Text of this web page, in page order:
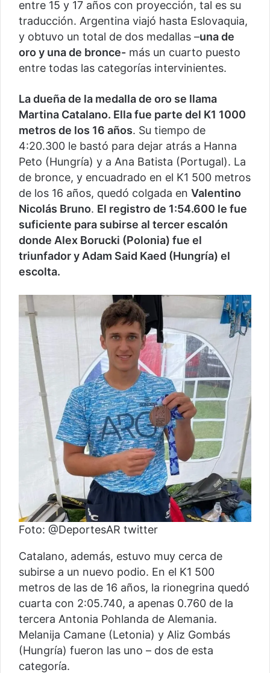
entre 15 y 17 años con proyección, tal es su
traducción. Argentina viajó hasta Eslovaquia,
y obtuvo un total de dos medallas –una de
oro y una de bronce- más un cuarto puesto
entre todas las categorías intervinientes.
La dueña de la medalla de oro se llama
Martina Catalano. Ella fue parte del K1 1000
metros de los 16 años. Su tiempo de
4:20.300 le bastó para dejar atrás a Hanna
Peto (Hungría) y a Ana Batista (Portugal). La
de bronce, y encuadrado en el K1 500 metros
de los 16 años, quedó colgada en Valentino
Nicolás Bruno. El registro de 1:54.600 le fue
suficiente para subirse al tercer escalón
donde Alex Borucki (Polonia) fue el
triunfador y Adam Said Kaed (Hungría) el
escolta.
Foto: @DeportesAR twitter
Catalano, además, estuvo muy cerca de
subirse a un nuevo podio. En el K1 500
metros de las de 16 años, la rionegrina quedó
cuarta con 2:05.740, a apenas 0.760 de la
tercera Antonia Pohlanda de Alemania.
Melanija Camane (Letonia) y Aliz Gombás
(Hungría) fueron las uno – dos de esta
categoría.